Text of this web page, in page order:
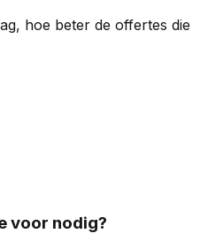
hoe beter de offertes die
voor nodig?